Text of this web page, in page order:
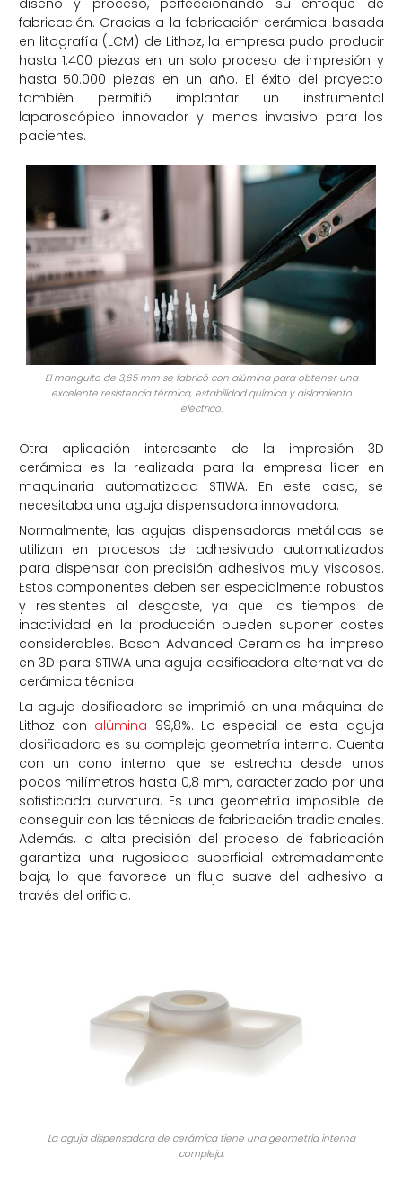
diseño y proceso, perfeccionando su enfoque de
fabricación. Gracias a la fabricación cerámica basada
en litografía (LCM) de Lithoz, la empresa pudo producir
hasta 1.400 piezas en un solo proceso de impresión y
hasta 50.000 piezas en un año. El éxito del proyecto
también permitió implantar un instrumental
laparoscópico innovador y menos invasivo para los
pacientes.
El manguito de 3,65 mm se fabricó con alúmina para obtener una
excelente resistencia térmica, estabilidad química y aislamiento
eléctrico.
Otra aplicación interesante de la impresión 3D
cerámica es la realizada para la empresa líder en
maquinaria automatizada STIWA. En este caso, se
necesitaba una aguja dispensadora innovadora.
Normalmente, las agujas dispensadoras metálicas se
utilizan en procesos de adhesivado automatizados
para dispensar con precisión adhesivos muy viscosos.
Estos componentes deben ser especialmente robustos
y resistentes al desgaste, ya que los tiempos de
inactividad en la producción pueden suponer costes
considerables. Bosch Advanced Ceramics ha impreso
en 3D para STIWA una aguja dosificadora alternativa de
cerámica técnica.
La aguja dosificadora se imprimió en una máquina de
Lithoz con alúmina 99,8%. Lo especial de esta aguja
dosificadora es su compleja geometría interna. Cuenta
con un cono interno que se estrecha desde unos
pocos milímetros hasta 0,8 mm, caracterizado por una
sofisticada curvatura. Es una geometría imposible de
conseguir con las técnicas de fabricación tradicionales.
Además, la alta precisión del proceso de fabricación
garantiza una rugosidad superficial extremadamente
baja, lo que favorece un flujo suave del adhesivo a
través del orificio.
La aguja dispensadora de cerámica tiene una geometría interna
compleja.